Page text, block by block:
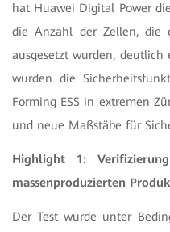
hat Huawei Digital Power
die Anzahl der Zellen, die
ausgesetzt wurden,
wurden die
Forming ESS in extremen
und neue Maßstäbe für
Highlight 1:
massenproduzierten
Der Test wurde unter